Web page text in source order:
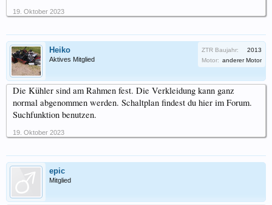
19. Oktober 2023
Heiko
Aktives Mitglied
ZTR Baujahr:
2013
Motor: anderer Motor
Die Kühler sind am Rahmen fest. Die Verkleidung kann ganz
normal abgenommen werden. Schaltplan findest du hier im Forum.
Suchfunktion benutzen.
19. Oktober 2023
epic
Mitglied